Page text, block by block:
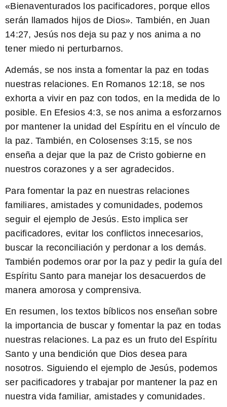
«Bienaventurados los pacificadores, porque ellos
serán llamados hijos de Dios». También, en Juan
14:27, Jesús nos deja su paz y nos anima a no
tener miedo ni perturbarnos.
Además, se nos insta a fomentar la paz en todas
nuestras relaciones. En Romanos 12:18, se nos
exhorta a vivir en paz con todos, en la medida de lo
posible. En Efesios 4:3, se nos anima a esforzarnos
por mantener la unidad del Espíritu en el vínculo de
la paz. También, en Colosenses 3:15, se nos
enseña a dejar que la paz de Cristo gobierne en
nuestros corazones y a ser agradecidos.
Para fomentar la paz en nuestras relaciones
familiares, amistades y comunidades, podemos
seguir el ejemplo de Jesús. Esto implica ser
pacificadores, evitar los conflictos innecesarios,
buscar la reconciliación y perdonar a los demás.
También podemos orar por la paz y pedir la guía del
Espíritu Santo para manejar los desacuerdos de
manera amorosa y comprensiva.
En resumen, los textos bíblicos nos enseñan sobre
la importancia de buscar y fomentar la paz en todas
nuestras relaciones. La paz es un fruto del Espíritu
Santo y una bendición que Dios desea para
nosotros. Siguiendo el ejemplo de Jesús, podemos
ser pacificadores y trabajar por mantener la paz en
nuestra vida familiar, amistades y comunidades.